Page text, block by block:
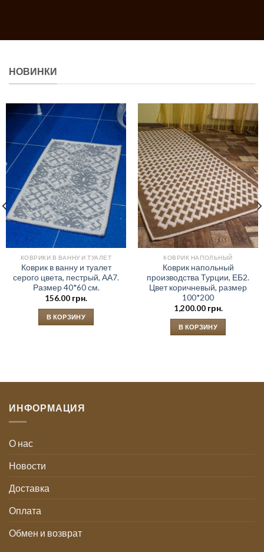
НОВИНКИ
КОВРИКИ В ВАННУ И ТУАЛЕТ
Коврик в ванну и туалет
серого цвета, пестрый, АА7.
Размер 40*60 см.
156.00 грн.
В КОРЗИНУ
КОВРИК НАПОЛЬНЫЙ
Коврик напольный
производства Турции, ЕБ2.
Цвет коричневый, размер
100*200
1,200.00 грн.
В КОРЗИНУ
ИНФОРМАЦИЯ
О нас
Новости
Доставка
Оплата
Обмен и возврат